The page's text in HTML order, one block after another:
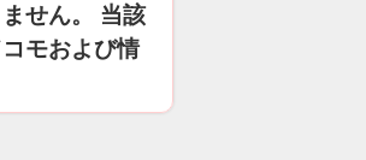
せん。 当該
モおよび情